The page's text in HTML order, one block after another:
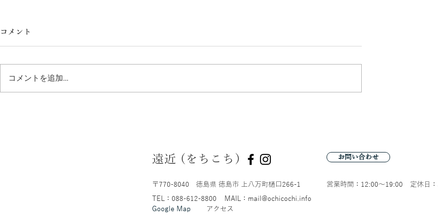
大切なご報告
嵐のあと
コメント
コメントを追加…
遠近 (をちこち)
〒770-8040 徳島県 徳島市 上八万町樋口266-1
Google Map アクセス
TEL：088-612-8800 MAIL：mail@ochicochi.info
お問い合わせ
営業時間：12:00〜19:00 定休日